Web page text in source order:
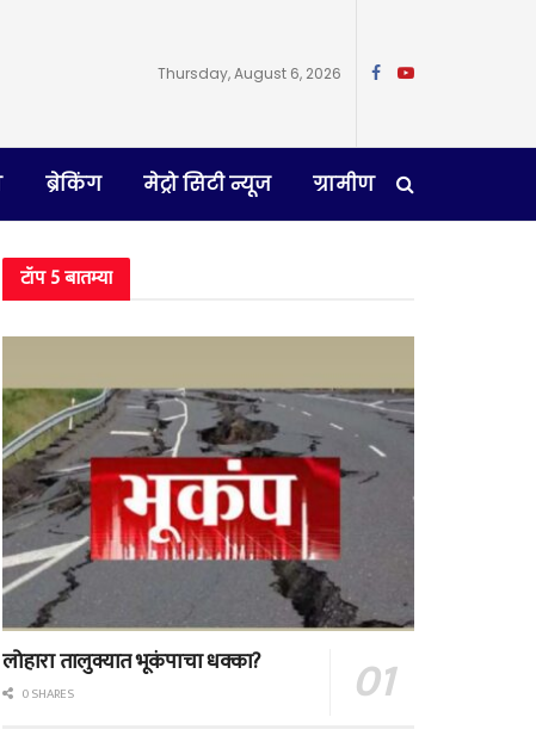
Thursday, August 6, 2026
ब्रेकिंग मेट्रो सिटी न्यूज ग्रामीण
टॉप 5 बातम्या
लोहारा तालुक्यात भूकंपाचा धक्का?
0 SHARES